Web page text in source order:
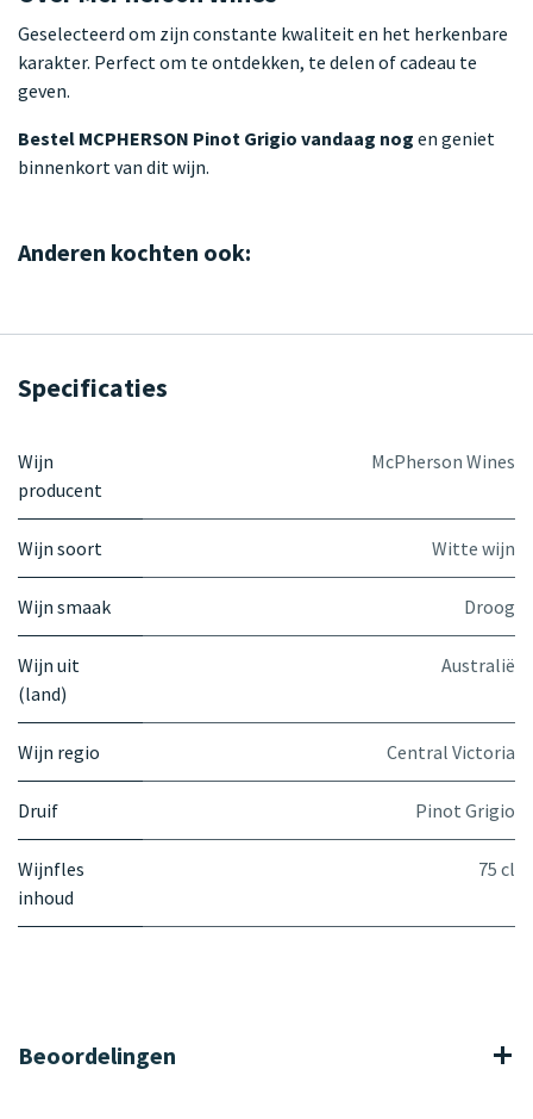
Geselecteerd om zijn constante kwaliteit en het herkenbare
karakter. Perfect om te ontdekken, te delen of cadeau te
geven.
Bestel MCPHERSON Pinot Grigio vandaag nog en geniet
binnenkort van dit wijn.
Anderen kochten ook:
Specificaties
Wijn
producent
McPherson Wines
Wijn soort Witte wijn
Wijn smaak Droog
Wijn uit
(land)
Australië
Wijn regio Central Victoria
Druif Pinot Grigio
Wijnfles
inhoud
75 cl
Beoordelingen